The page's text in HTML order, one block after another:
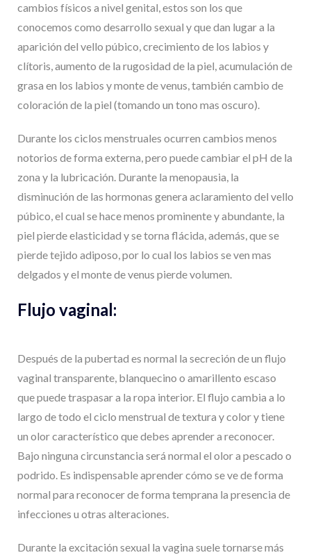
cambios físicos a nivel genital, estos son los que
conocemos como desarrollo sexual y que dan lugar a la
aparición del vello púbico, crecimiento de los labios y
clítoris, aumento de la rugosidad de la piel, acumulación de
grasa en los labios y monte de venus, también cambio de
coloración de la piel (tomando un tono mas oscuro).
Durante los ciclos menstruales ocurren cambios menos
notorios de forma externa, pero puede cambiar el pH de la
zona y la lubricación. Durante la menopausia, la
disminución de las hormonas genera aclaramiento del vello
púbico, el cual se hace menos prominente y abundante, la
piel pierde elasticidad y se torna flácida, además, que se
pierde tejido adiposo, por lo cual los labios se ven mas
delgados y el monte de venus pierde volumen.
Flujo vaginal:
Después de la pubertad es normal la secreción de un flujo
vaginal transparente, blanquecino o amarillento escaso
que puede traspasar a la ropa interior. El flujo cambia a lo
largo de todo el ciclo menstrual de textura y color y tiene
un olor característico que debes aprender a reconocer.
Bajo ninguna circunstancia será normal el olor a pescado o
podrido. Es indispensable aprender cómo se ve de forma
normal para reconocer de forma temprana la presencia de
infecciones u otras alteraciones.
Durante la excitación sexual la vagina suele tornarse más